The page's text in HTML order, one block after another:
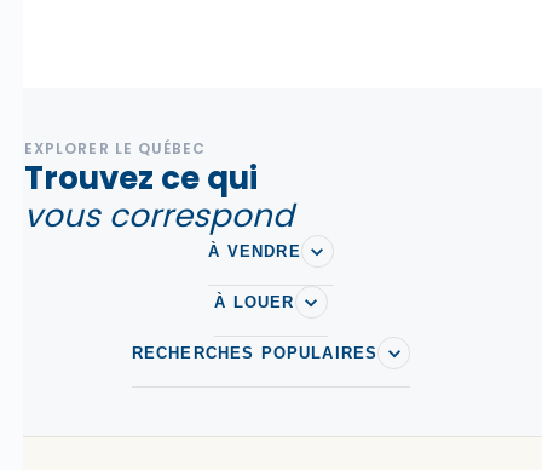
EXPLORER LE QUÉBEC
Trouvez ce qui
vous correspond
À VENDRE
À LOUER
RECHERCHES POPULAIRES